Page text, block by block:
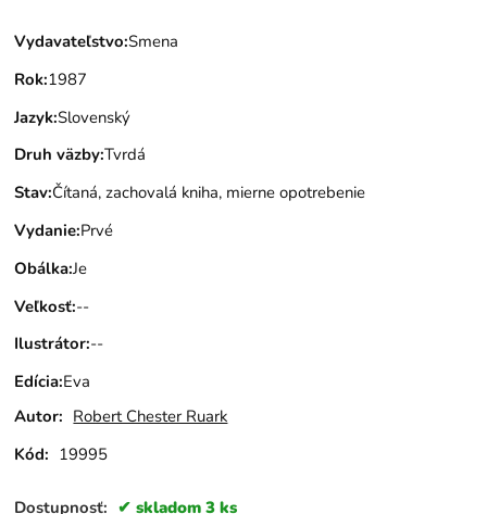
Vydavateľstvo:Smena
Rok:1987
Jazyk:Slovenský
Druh väzby:Tvrdá
Stav:Čítaná, zachovalá kniha, mierne opotrebenie
Vydanie:Prvé
Obálka:Je
Veľkosť:--
Ilustrátor:--
Edícia:Eva
Autor: Robert Chester Ruark
Kód: 19995
Dostupnosť: skladom 3 ks